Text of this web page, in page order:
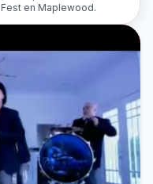
en Maplewood.